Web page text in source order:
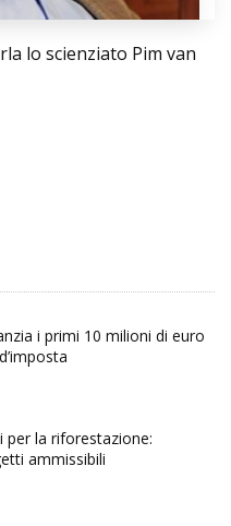
lo scienziato Pim van
i primi 10 milioni di euro
per la riforestazione:
ammissibili